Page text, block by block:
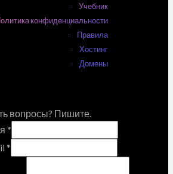
Учебник
конфиденциальности
Правила
Хостинг
Домены
вопросы? Пишите.
*
*